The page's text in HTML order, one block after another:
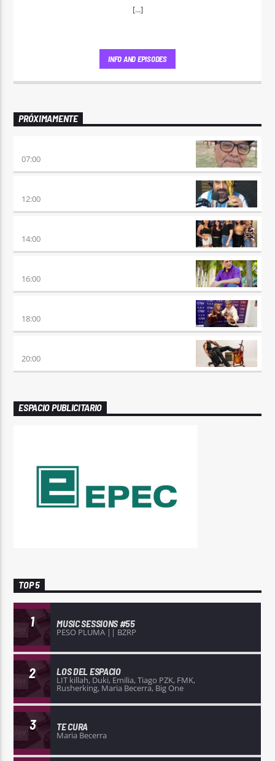
[...]
INFO AND EPISODES
PRÓXIMAMENTE
07:00
12:00
14:00
16:00
18:00
20:00
ESPACIO PUBLICITARIO
TOP 5
1 MUSIC SESSIONS #55
PESO PLUMA || BZRP
2 LOS DEL ESPACIO
LIT killah, Duki, Emilia, Tiago PZK, FMK,
Rusherking, Maria Becerra, Big One
3 TE CURA
Maria Becerra